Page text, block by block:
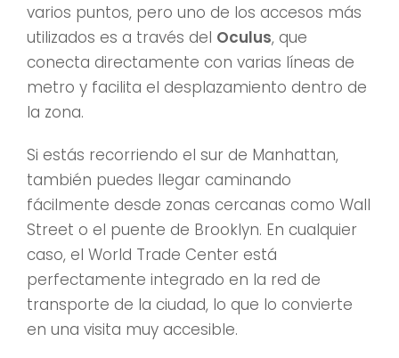
varios puntos, pero uno de los accesos más
utilizados es a través del Oculus, que
conecta directamente con varias líneas de
metro y facilita el desplazamiento dentro de
la zona.
Si estás recorriendo el sur de Manhattan,
también puedes llegar caminando
fácilmente desde zonas cercanas como Wall
Street o el puente de Brooklyn. En cualquier
caso, el World Trade Center está
perfectamente integrado en la red de
transporte de la ciudad, lo que lo convierte
en una visita muy accesible.